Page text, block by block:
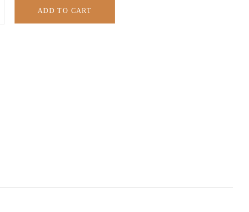
ADD TO CART